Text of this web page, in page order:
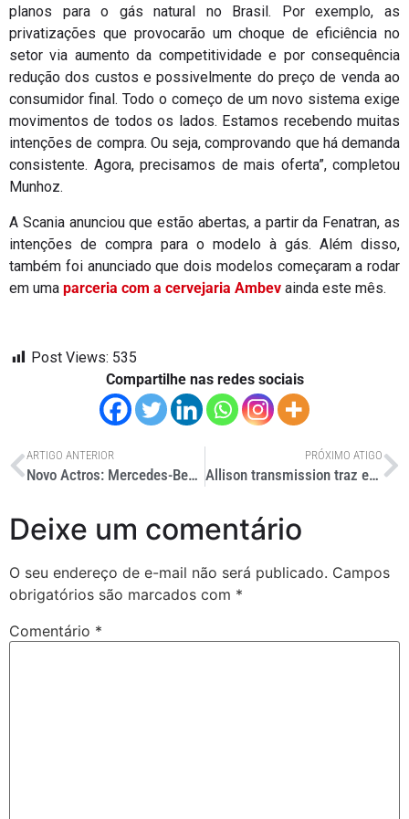
planos para o gás natural no Brasil. Por exemplo, as
privatizações que provocarão um choque de eficiência no
setor via aumento da competitividade e por consequência
redução dos custos e possivelmente do preço de venda ao
consumidor final. Todo o começo de um novo sistema exige
movimentos de todos os lados. Estamos recebendo muitas
intenções de compra. Ou seja, comprovando que há demanda
consistente. Agora, precisamos de mais oferta”, completou
Munhoz.
A Scania anunciou que estão abertas, a partir da Fenatran, as
intenções de compra para o modelo à gás. Além disso,
também foi anunciado que dois modelos começaram a rodar
em uma parceria com a cervejaria Ambev ainda este mês.
Post Views: 535
Compartilhe nas redes sociais
ARTIGO ANTERIOR
Novo Actros: Mercedes-Benz exibe oito modelos na Fenatran
PRÓXIMO ATIGO
Allison transmission traz e-eixo AXE para a Fenatran 2019
Deixe um comentário
O seu endereço de e-mail não será publicado. Campos
obrigatórios são marcados com *
Comentário *